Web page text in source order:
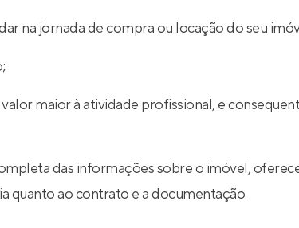
na jornada de compra ou locação do seu
maior à atividade profissional, e
das informações sobre o imóvel,
quanto ao contrato e a documentação.